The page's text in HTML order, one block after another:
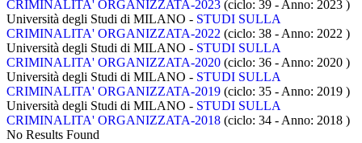
CRIMINALITA' ORGANIZZATA-2023 (ciclo: 39 - Anno: 2023 )
Università degli Studi di MILANO - STUDI SULLA
CRIMINALITA' ORGANIZZATA-2022 (ciclo: 38 - Anno: 2022 )
Università degli Studi di MILANO - STUDI SULLA
CRIMINALITA' ORGANIZZATA-2020 (ciclo: 36 - Anno: 2020 )
Università degli Studi di MILANO - STUDI SULLA
CRIMINALITA' ORGANIZZATA-2019 (ciclo: 35 - Anno: 2019 )
Università degli Studi di MILANO - STUDI SULLA
CRIMINALITA' ORGANIZZATA-2018 (ciclo: 34 - Anno: 2018 )
No Results Found